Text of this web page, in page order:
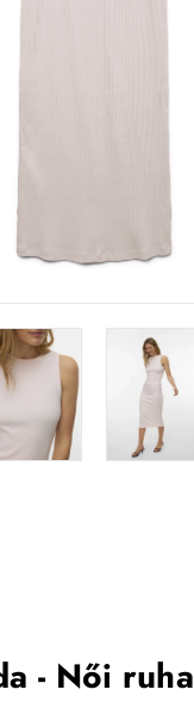
- Női ruha